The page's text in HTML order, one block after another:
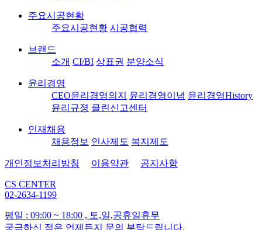
주요시공현황
주요시공현황 시공협력
브랜드
소개 CI/BI 상표권 분양소식
윤리경영
CEO윤리경영의지
윤리경영이념 윤리경영History
윤리규졍 클린신고센터
인재채용
채용정보 인사제도 복지제도
개인정보처리방침 이용약관 공지사항
CS CENTER
02-2634-1199
평일 : 09:00 ~ 18:00 , 토,일,공휴일휴무
궁금하신 점은 언제든지 문의 부탁드립니다.